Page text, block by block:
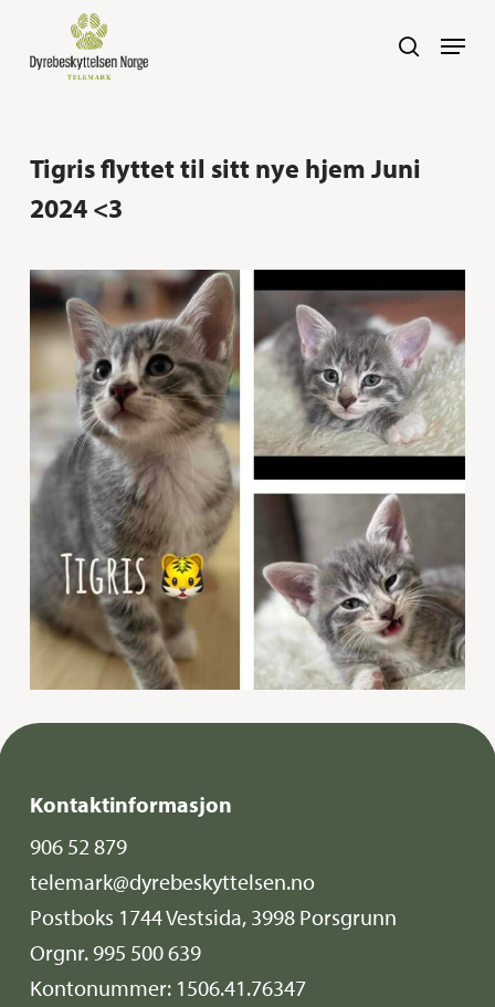
search
Tigris flyttet til sitt nye hjem Juni
2024 <3
Kontaktinformasjon
906 52 879
telemark@dyrebeskyttelsen.no
Postboks 1744 Vestsida, 3998 Porsgrunn
Orgnr. 995 500 639
Kontonummer: 1506.41.76347